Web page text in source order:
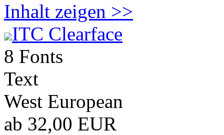
Inhalt zeigen >>
ITC Clearface
8 Fonts
Text
West European
ab 32,00 EUR